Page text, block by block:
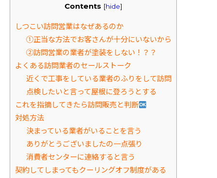
Contents [hide]
しつこい訪問営業はなぜあるのか
①正当な方法でお客さんが十分にいないから
②訪問営業の業者が塗装をしない！？？
よくある訪問業者のセールストーク
近くで工事をしている業者のふりをして訪問
点検したいと言って屋根に登ろうとする
これを指摘してきたら訪問販売と判断
対処方法
決まっている業者がいることを言う
ありがとうございましたの一点張り
消費者センターに連絡すると言う
契約してしまってもクーリングオフ制度がある